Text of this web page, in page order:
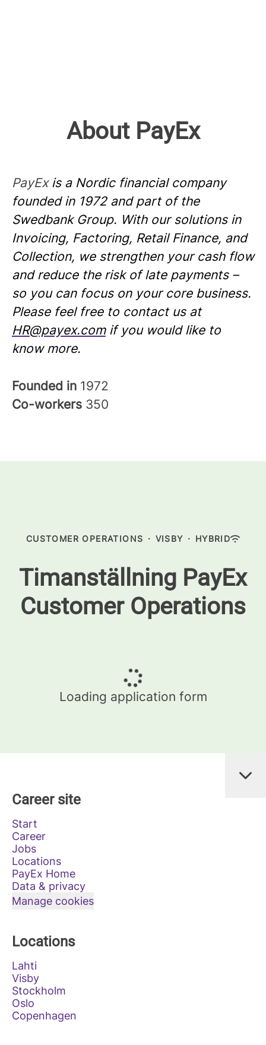
About PayEx
PayEx is a Nordic financial company
founded in 1972 and part of the
Swedbank Group. With our solutions in
Invoicing, Factoring, Retail Finance, and
Collection, we strengthen your cash flow
and reduce the risk of late payments –
so you can focus on your core business.
Please feel free to contact us at
HR@payex.comif you would like to
know more.
Founded in 1972
Co-workers 350
CUSTOMER OPERATIONS · VISBY · HYBRID
Timanställning PayEx
Customer Operations
Loading application form
Career site
Start
Career
Jobs
Locations
PayEx Home
Data & privacy
Manage cookies
Locations
Lahti
Visby
Stockholm
Oslo
Copenhagen